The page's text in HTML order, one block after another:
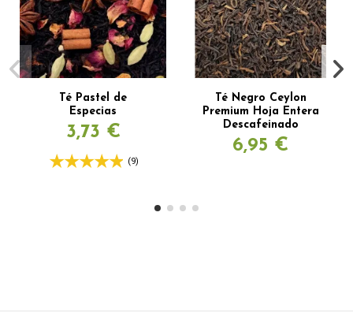
Té Pastel de
Especias
3,73 €
(9)
Té Negro Ceylon
Premium Hoja Entera
Descafeinado
6,95 €